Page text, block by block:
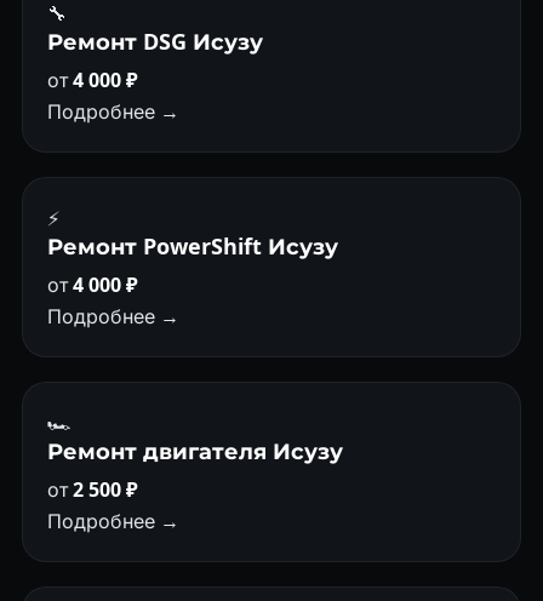
🔧
Ремонт DSG Исузу
от4 000 ₽
Подробнее →
⚡
Ремонт PowerShift Исузу
от4 000 ₽
Подробнее →
🏎
Ремонт двигателя Исузу
от2 500 ₽
Подробнее →